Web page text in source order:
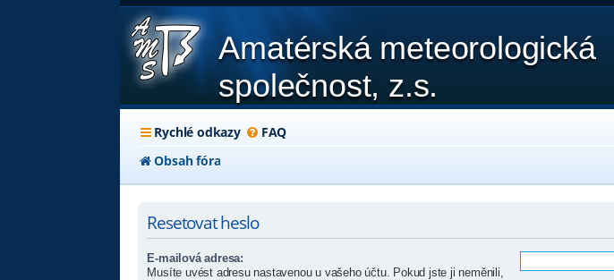
Amatérská meteorologická
společnost, z.s.
Rychlé odkazy FAQ
Obsah fóra
Resetovat heslo
E-mailová adresa:
Musíte uvést adresu nastavenou u vašeho účtu. Pokud jste ji neměnili,